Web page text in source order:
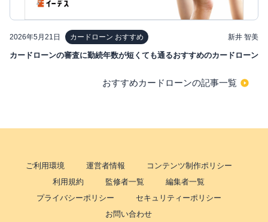
2026年5月21日 カードローン おすすめ 新井 智美
カードローンの審査に勤続年数が短くても通るおすすめのカードローン
おすすめカードローンの記事一覧
ご利用環境 運営者情報
コンテンツ制作ポリシー
利用規約
監修者一覧
編集者一覧
プライバシーポリシー
セキュリティーポリシー
お問い合わせ